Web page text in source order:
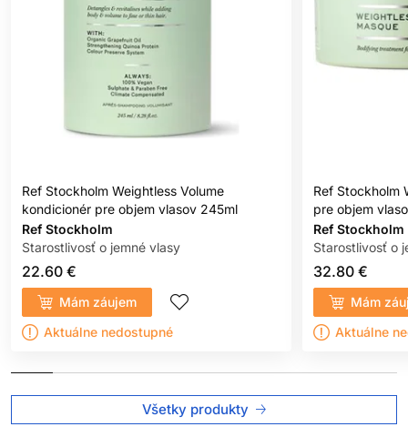
Ref Stockholm Weightless Volume
kondicionér pre objem vlasov 245ml
Ref Stockholm
Starostlivosť o jemné vlasy
22.60 €
Mám záujem
Aktuálne nedostupné
Ref Stockholm
pre objem
Ref Stockholm
Starostlivosť o
32.80 €
Mám
Aktuálne
Všetky produkty